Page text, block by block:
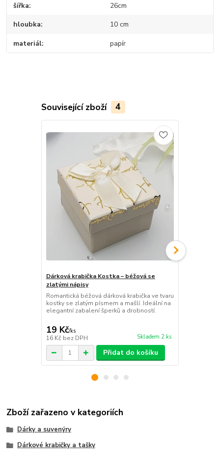
šířka 26cm
hloubka 10 cm
materiál papír
Související zboží 4
Dárková krabička Kostka – béžová se
zlatými nápisy
Romantická béžová dárková krabička ve tvaru
kostky se zlatým písmem a mašlí. Ideální na
elegantní zabalení šperků a drobností.
19 Kč/ks
16 Kč bez DPH Skladem 2 ks
Přidat do košíku
Zboží zařazeno v kategoriích
Dárky a suvenýry
Dárkové krabičky a tašky